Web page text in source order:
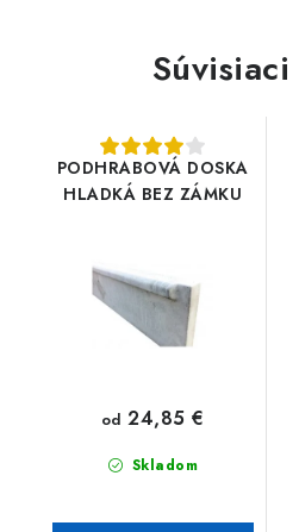
PODHRABOVÁ DOSKA
HLADKÁ BEZ ZÁMKU
Skladom
od 24,85 €